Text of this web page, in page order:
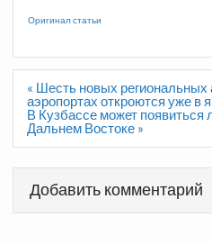
Оригинал статьи
Навигация
по
записям
« Шесть новых региональных
аэропортах откроются уже в
В Кузбассе может появиться
Дальнем Востоке »
Добавить комментарий